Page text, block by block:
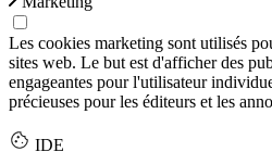
Les cookies marketing sont utilisés
sites web. Le but est d'afficher des
engageantes pour l'utilisateur
précieuses pour les éditeurs et les
IDE